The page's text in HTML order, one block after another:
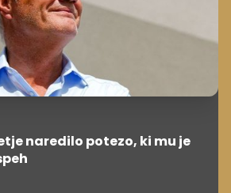
naredilo potezo, ki mu je